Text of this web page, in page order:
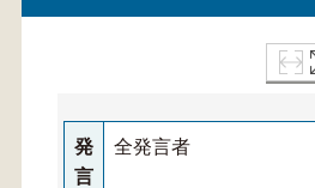
発
言
全発言者